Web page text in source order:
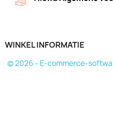
WINKEL INFORMATIE
© 2026 - E-commerce-